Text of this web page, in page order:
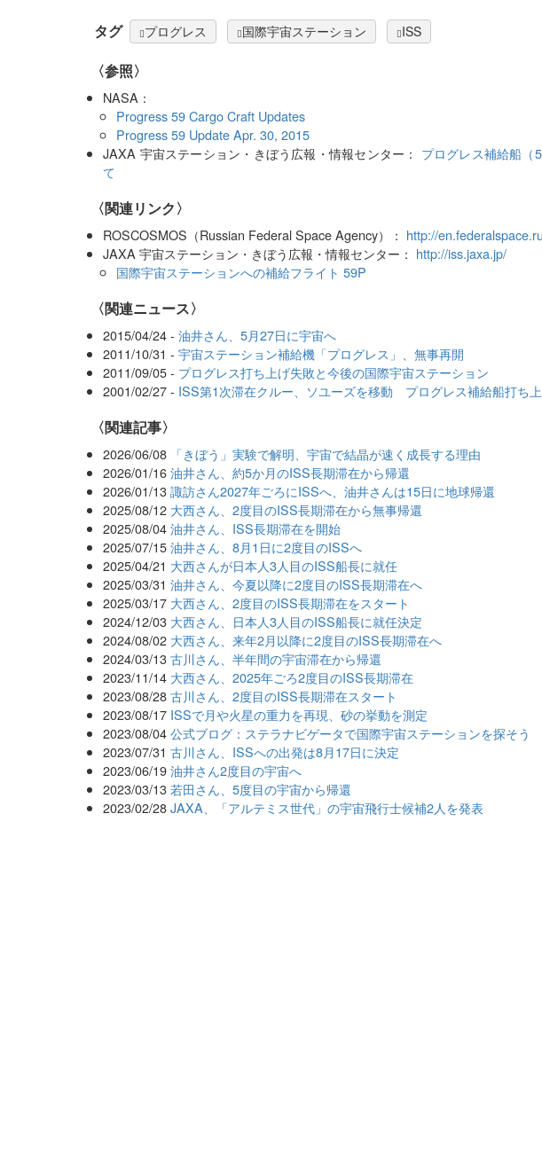
タグ プログレス 国際宇宙ステーション ISS
〈参照〉
NASA：
Progress 59 Cargo Craft Updates
Progress 59 Update Apr. 30, 2015
JAXA 宇宙ステーション・きぼう広報・情報センター： プログレス補給船（
て
〈関連リンク〉
ROSCOSMOS（Russian Federal Space Agency）： http://
JAXA 宇宙ステーション・きぼう広報・情報センター： http://iss.jaxa.jp/
国際宇宙ステーションへの補給フライト 59P
〈関連ニュース〉
2015/04/24 -油井さん、5月27日に宇宙へ
2011/10/31 -宇宙ステーション補給機「プログレス」、無事再開
2011/09/05 - プログレス打ち上げ失敗と今後の国際宇宙ステーション
2001/02/27 - ISS第1次滞在クルー、ソユーズを移動 プログレス補給船打ち
関連記事
2026/06/08 「きぼう」実験で解明、宇宙で結晶が速く成長する理由
2026/01/16 油井さん、約5か月のISS長期滞在から帰還
2026/01/13 諏訪さん2027年ごろにISSへ、油井さんは15日に地球帰還
2025/08/12 大西さん、2度目のISS長期滞在から無事帰還
2025/08/04 油井さん、ISS長期滞在を開始
2025/07/15 油井さん、8月1日に2度目のISSへ
2025/04/21 大西さんが日本人3人目のISS船長に就任
2025/03/31 油井さん、今夏以降に2度目のISS長期滞在へ
2025/03/17 大西さん、2度目のISS長期滞在をスタート
2024/12/03 大西さん、日本人3人目のISS船長に就任決定
2024/08/02 大西さん、来年2月以降に2度目のISS長期滞在へ
2024/03/13 古川さん、半年間の宇宙滞在から帰還
2023/11/14 大西さん、2025年ごろ2度目のISS長期滞在
2023/08/28 古川さん、2度目のISS長期滞在スタート
2023/08/17 ISSで月や火星の重力を再現、砂の挙動を測定
2023/08/04 公式ブログ：ステラナビゲータで国際宇宙ステーションを探そう
2023/07/31 古川さん、ISSへの出発は8月17日に決定
2023/06/19 油井さん2度目の宇宙へ
2023/03/13 若田さん、5度目の宇宙から帰還
2023/02/28 JAXA、「アルテミス世代」の宇宙飛行士候補2人を発表